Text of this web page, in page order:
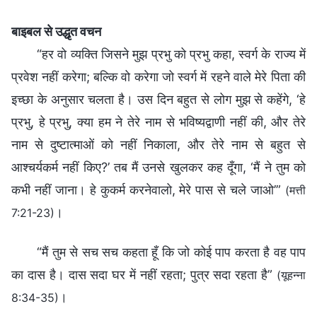
बाइबल से उद्धृत वचन
“हर वो व्यक्ति जिसने मुझ प्रभु को प्रभु कहा, स्वर्ग के राज्य में
प्रवेश नहीं करेगा; बल्कि वो करेगा जो स्वर्ग में रहने वाले मेरे पिता की
इच्छा के अनुसार चलता है। उस दिन बहुत से लोग मुझ से कहेंगे, ‘हे
प्रभु, हे प्रभु, क्या हम ने तेरे नाम से भविष्यद्वाणी नहीं की, और तेरे
नाम से दुष्‍टात्माओं को नहीं निकाला, और तेरे नाम से बहुत से
आश्‍चर्यकर्म नहीं किए?’ तब मैं उनसे खुलकर कह दूँगा, ‘मैं ने तुम को
कभी नहीं जाना। हे कुकर्म करनेवालो, मेरे पास से चले जाओ’” (मत्ती
7:21-23) ।
“मैं तुम से सच सच कहता हूँ कि जो कोई पाप करता है वह पाप
का दास है। दास सदा घर में नहीं रहता; पुत्र सदा रहता है” (यूहन्ना
8:34-35) ।